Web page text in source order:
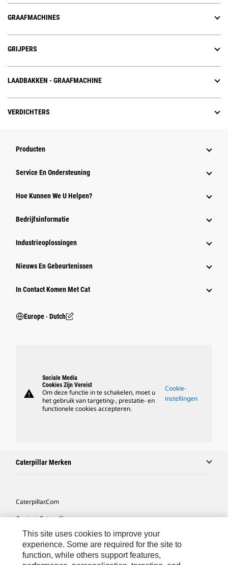
GRAAFMACHINES
GRIJPERS
LAADBAKKEN - GRAAFMACHINE
VERDICHTERS
Producten
Service En Ondersteuning
Hoe Kunnen We U Helpen?
Bedrijfsinformatie
Industrieoplossingen
Nieuws En Gebeurtenissen
In Contact Komen Met Cat
Europe ‧ Dutch
warning
Sociale Media
Cookies Zijn Vereist
Om deze functie in te schakelen, moet u
het gebruik van targeting-, prestatie- en
functionele cookies accepteren.
Cookie-
instellingen
Caterpillar Merken
Caterpillar.com
Contact Caterpillar
Mijn Marketingvoorkeuren
Site Map
This site uses cookies to improve your
experience. Some are required for the site to
function, while others support features,